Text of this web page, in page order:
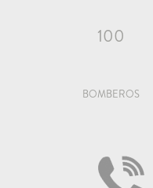
100
BOMBEROS